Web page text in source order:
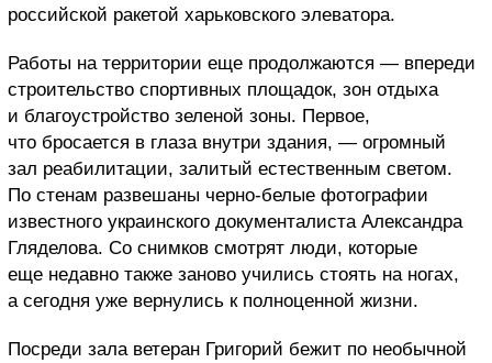
российской ракетой харьковского элеватора.
Работы на территории еще продолжаются — впереди
строительство спортивных площадок, зон отдыха
и благоустройство зеленой зоны. Первое,
что бросается в глаза внутри здания, — огромный
зал реабилитации, залитый естественным светом.
По стенам развешаны черно-белые фотографии
известного украинского документалиста Александра
Гляделова. Со снимков смотрят люди, которые
еще недавно также заново учились стоять на ногах,
а сегодня уже вернулись к полноценной жизни.
Посреди зала ветеран Григорий бежит по необычной